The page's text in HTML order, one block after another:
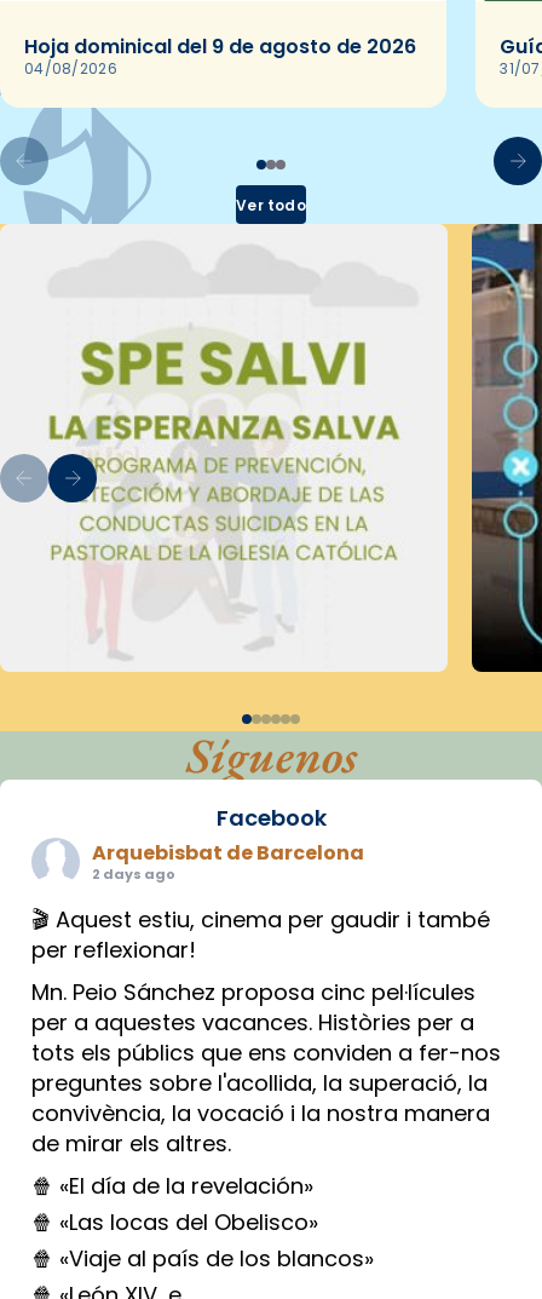
Hoja dominical del 9 de agosto de 2026
04/08/2026 31/
Ver todo
Síguenos
Facebook
Arquebisbat de Barcelona
2 days ago
🎬 Aquest estiu, cinema per gaudir i també
per reflexionar!
Mn. Peio Sánchez proposa cinc pel·lícules
per a aquestes vacances. Històries per a
tots els públics que ens conviden a fer-nos
preguntes sobre l'acollida, la superació, la
convivència, la vocació i la nostra manera
de mirar els altres.
🍿 «El día de la revelación»
🍿 «Las locas del Obelisco»
🍿 «Viaje al país de los blancos»